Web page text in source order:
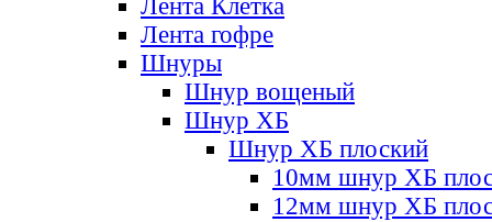
Лента Клетка
Лента гофре
Шнуры
Шнур вощеный
Шнур ХБ
Шнур ХБ плоский
10мм шнур ХБ
12мм шнур ХБ